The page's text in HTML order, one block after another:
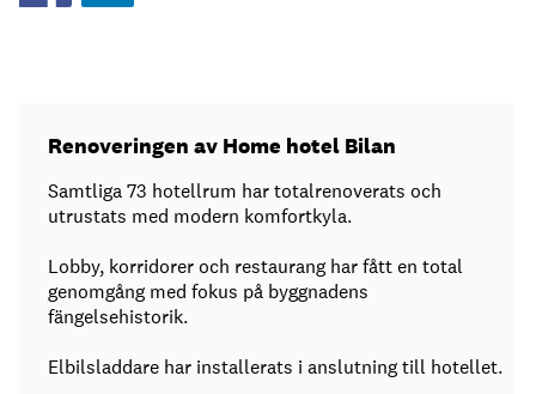
Renoveringen av Home hotel Bilan
Samtliga 73 hotellrum har totalrenoverats och
utrustats med modern komfortkyla.
Lobby, korridorer och restaurang har fått en total
genomgång med fokus på byggnadens
fängelsehistorik.
Elbilsladdare har installerats i anslutning till hotellet.